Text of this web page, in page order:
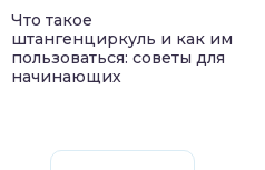
Что такое
штангенциркуль и как им
пользоваться: советы для
начинающих